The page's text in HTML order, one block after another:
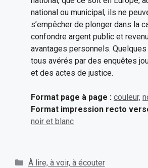
national ou municipal, ils ne
s’empêcher de plonger dans la
confondre argent public et
avantages personnels.
tous avérés par des enquêtes
et des actes de justice.
Format page à page : couleur,
Format impression recto
noir et blanc
Catégories
À lire, à voir, à écouter